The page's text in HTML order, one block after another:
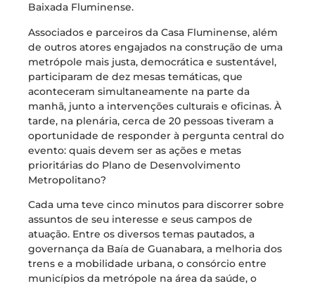
Baixada Fluminense.
Associados e parceiros da Casa Fluminense, além
de outros atores engajados na construção de uma
metrópole mais justa, democrática e sustentável,
participaram de dez mesas temáticas, que
aconteceram simultaneamente na parte da
manhã, junto a intervenções culturais e oficinas. À
tarde, na plenária, cerca de 20 pessoas tiveram a
oportunidade de responder à pergunta central do
evento: quais devem ser as ações e metas
prioritárias do Plano de Desenvolvimento
Metropolitano?
Cada uma teve cinco minutos para discorrer sobre
assuntos de seu interesse e seus campos de
atuação. Entre os diversos temas pautados, a
governança da Baía de Guanabara, a melhoria dos
trens e a mobilidade urbana, o consórcio entre
municípios da metrópole na área da saúde, o